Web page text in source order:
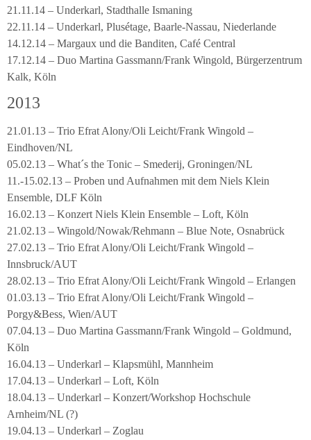
21.11.14 – Underkarl, Stadthalle Ismaning
22.11.14 – Underkarl, Plusétage, Baarle-Nassau, Niederlande
14.12.14 – Margaux und die Banditen, Café Central
17.12.14 – Duo Martina Gassmann/Frank Wingold, Bürgerzentrum
Kalk, Köln
2013
21.01.13 – Trio Efrat Alony/Oli Leicht/Frank Wingold –
Eindhoven/NL
05.02.13 – What´s the Tonic – Smederij, Groningen/NL
11.-15.02.13 – Proben und Aufnahmen mit dem Niels Klein
Ensemble, DLF Köln
16.02.13 – Konzert Niels Klein Ensemble – Loft, Köln
21.02.13 – Wingold/Nowak/Rehmann – Blue Note, Osnabrück
27.02.13 – Trio Efrat Alony/Oli Leicht/Frank Wingold –
Innsbruck/AUT
28.02.13 – Trio Efrat Alony/Oli Leicht/Frank Wingold – Erlangen
01.03.13 – Trio Efrat Alony/Oli Leicht/Frank Wingold –
Porgy&Bess, Wien/AUT
07.04.13 – Duo Martina Gassmann/Frank Wingold – Goldmund,
Köln
16.04.13 – Underkarl – Klapsmühl, Mannheim
17.04.13 – Underkarl – Loft, Köln
18.04.13 – Underkarl – Konzert/Workshop Hochschule
Arnheim/NL (?)
19.04.13 – Underkarl – Zoglau